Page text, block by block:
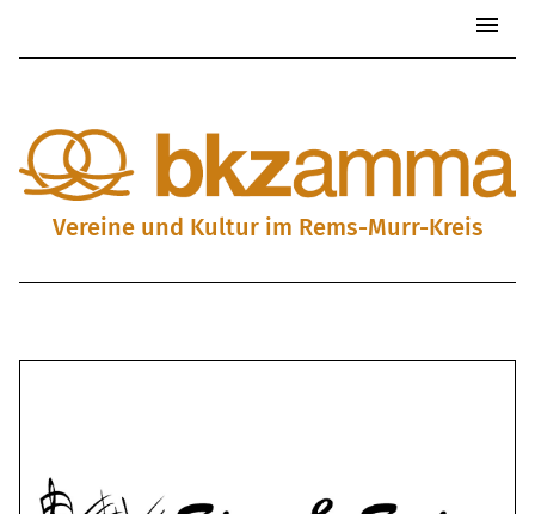
Besen & Gastro
Handel & Service
Vereine & Kultur
Vereine und Kultur im Rems-Murr-Kreis